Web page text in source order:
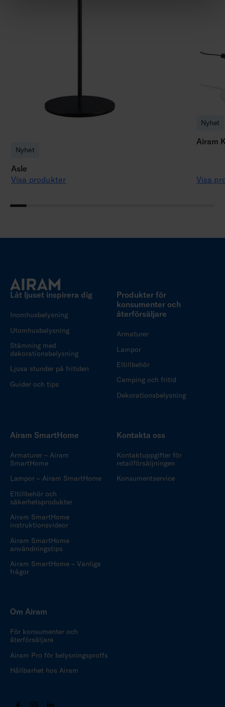
Nyhet
Asle
Visa produkter
Nyhet
Airam
Visa
Låt ljuset inspirera dig
Inomhusbelysning
Utomhusbelysning
Stämning med
dekorationsbelysning
Ljusa stunder på fritiden
Guider och tips
Produkter för
konsumenter och
återförsäljare
Armaturer
Lampor
Eltillbehör
Camping och fritid
Dekorationsbelysning
Airam SmartHome
Armaturer – Airam
SmartHome
Lampor – Airam SmartHome
Eltillbehör och
säkerhetsprodukter
Airam SmartHome
instruktionsvideor
Airam SmartHome
användningstips
Airam SmartHome – Vanliga
frågor
Kontakta oss
Kontaktuppgifter för
retailförsäljningen
Konsumentservice
Om Airam
För konsumenter och
återförsäljare
Airam Pro för belysningsproffs
Hållbarhet hos Airam